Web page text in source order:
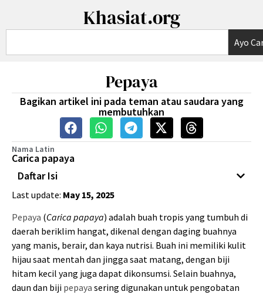
Khasiat.org
Ayo
Pepaya
Bagikan artikel ini pada teman atau saudara yang
membutuhkan
Nama Latin
Carica papaya
Daftar Isi
Last update: May 15, 2025
Pepaya (Carica papaya) adalah buah tropis yang tumbuh di
daerah beriklim hangat, dikenal dengan daging buahnya
yang manis, berair, dan kaya nutrisi. Buah ini memiliki kulit
hijau saat mentah dan jingga saat matang, dengan biji
hitam kecil yang juga dapat dikonsumsi. Selain buahnya,
daun dan biji pepaya sering digunakan untuk pengobatan